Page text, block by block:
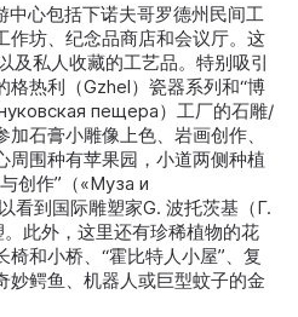
中心包括下诺夫哥罗德州民间工
作坊、纪念品商店和会议厅。这
及私人收藏的工艺品。特别吸引
格热利（Gzhel）瓷器系列和“博
пещера）工厂的石雕/
石膏小雕像上色、岩画创作、
周围种有苹果园，小道两侧种植
创作”（«Муза и
看到国际雕塑家G. 波托茨基（Г.
此外，这里还有珍稀植物的花
和小桥、“霍比特人小屋”、复
妙鳄鱼、机器人或巨型蚊子的金